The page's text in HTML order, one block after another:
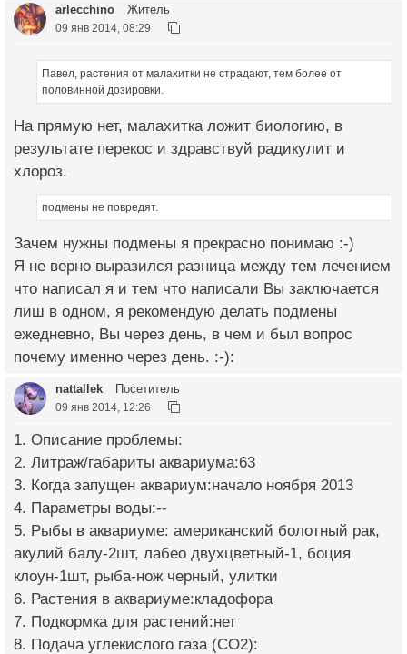
arlecchino Житель
09 янв 2014, 08:29
Павел, растения от малахитки не страдают, тем более от
половинной дозировки.
На прямую нет, малахитка ложит биологию, в
результате перекос и здравствуй радикулит и
хлороз.
подмены не повредят.
Зачем нужны подмены я прекрасно понимаю :-)
Я не верно выразился разница между тем лечением
что написал я и тем что написали Вы заключается
лиш в одном, я рекомендую делать подмены
ежедневно, Вы через день, в чем и был вопрос
почему именно через день. :-):
nattallek Посетитель
09 янв 2014, 12:26
1. Описание проблемы:
2. Литраж/габариты аквариума:63
3. Когда запущен аквариум:начало ноября 2013
4. Параметры воды:--
5. Рыбы в аквариуме: американский болотный рак,
акулий балу-2шт, лабео двухцветный-1, боция
клоун-1шт, рыба-нож черный, улитки
6. Растения в аквариуме:кладофора
7. Подкормка для растений:нет
8. Подача углекислого газа (CO2):